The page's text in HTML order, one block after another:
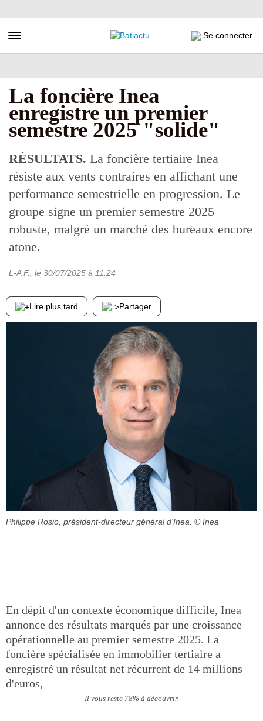
au
principal
Toggle navigation Se connecter
La foncière Inea
enregistre un premier
semestre 2025 "solide"
RÉSULTATS. La foncière tertiaire Inea
résiste aux vents contraires en affichant une
performance semestrielle en progression. Le
groupe signe un premier semestre 2025
robuste, malgré un marché des bureaux encore
atone.
L-A F. , le 30/07/2025 à 11:24
Lire plus tard Partager
Philippe Rosio, président-directeur général d'Inea. © Inea
En dépit d'un contexte économique difficile, Inea
annonce des résultats marqués par une croissance
opérationnelle au premier semestre 2025. La
foncière spécialisée en immobilier tertiaire a
enregistré un résultat net récurrent de 14 millions
d'euros,
Il vous reste 78% à découvrir.